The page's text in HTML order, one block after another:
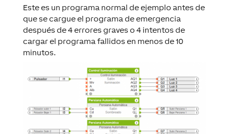
Este es un programa normal de ejemplo antes de
que se cargue el programa de emergencia
después de 4 errores graves o 4 intentos de
cargar el programa fallidos en menos de 10
minutos.